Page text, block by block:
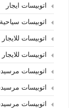
اتوبيسات ايجار
اتوبيسات سياحية
اتوبيسات
اتوبيسات
اتوبيسات مرسيدس 50
اتوبيسات
اتوبيسات